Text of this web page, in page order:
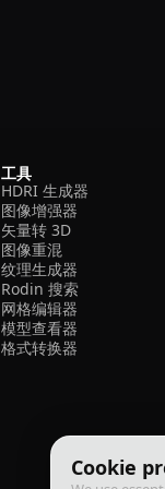
Cookie
工具
HDRI 生成器
图像增强器
矢量转 3D
图像重混
纹理生成器
Rodin 搜索
网格编辑器
模型查看器
格式转换器